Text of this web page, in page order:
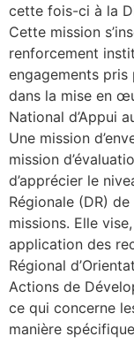
cette fois-ci à la
Cette mission
renforcement
engagements
dans la mise en
National d’Appui
Une mission
mission
d’apprécier le
Régionale (DR)
missions. Elle
application des
Régional
Actions de
ce qui concerne
manière